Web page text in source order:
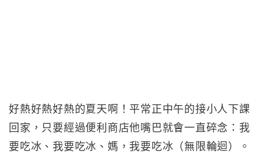
好熱好熱好熱的夏天啊！平常正中午的接小人下課
回家，只要經過便利商店他嘴巴就會一直碎念：我
要吃冰、我要吃冰、媽，我要吃冰（無限輪迴）。